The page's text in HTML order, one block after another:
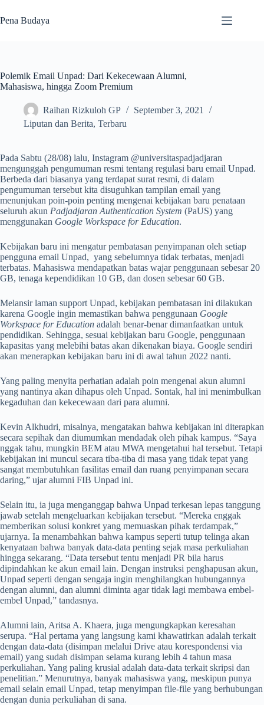
to
content
Pena Budaya
Polemik Email Unpad: Dari Kekecewaan Alumni,
Mahasiswa, hingga Zoom Premium
Raihan Rizkuloh GP
September 3, 2021
Liputan dan Berita, Terbaru
Pada Sabtu (28/08) lalu, Instagram @universitaspadjadjaran
mengunggah pengumuman resmi tentang regulasi baru email Unpad.
Berbeda dari biasanya yang terdapat surat resmi, di dalam
pengumuman tersebut kita disuguhkan tampilan email yang
menunjukan poin-poin penting mengenai kebijakan baru penataan
seluruh akun Padjadjaran Authentication System (PaUS) yang
menggunakan Google Workspace for Education.
Kebijakan baru ini mengatur pembatasan penyimpanan oleh setiap
pengguna email Unpad, yang sebelumnya tidak terbatas, menjadi
terbatas. Mahasiswa mendapatkan batas wajar penggunaan sebesar 20
GB, tenaga kependidikan 10 GB, dan dosen sebesar 60 GB.
Melansir laman support Unpad, kebijakan pembatasan ini dilakukan
karena Google ingin memastikan bahwa penggunaan Google
Workspace for Education adalah benar-benar dimanfaatkan untuk
pendidikan. Sehingga, sesuai kebijakan baru Google, penggunaan
kapasitas yang melebihi batas akan dikenakan biaya. Google sendiri
akan menerapkan kebijakan baru ini di awal tahun 2022 nanti.
Yang paling menyita perhatian adalah poin mengenai akun alumni
yang nantinya akan dihapus oleh Unpad. Sontak, hal ini menimbulkan
kegaduhan dan kekecewaan dari para alumni.
Kevin Alkhudri, misalnya, mengatakan bahwa kebijakan ini diterapkan
secara sepihak dan diumumkan mendadak oleh pihak kampus. “Saya
nggak tahu, mungkin BEM atau MWA mengetahui hal tersebut. Tetapi
kebijakan ini muncul secara tiba-tiba di masa yang tidak tepat yang
sangat membutuhkan fasilitas email dan ruang penyimpanan secara
daring,” ujar alumni FIB Unpad ini.
Selain itu, ia juga menganggap bahwa Unpad terkesan lepas tanggung
jawab setelah mengeluarkan kebijakan tersebut. “Mereka enggak
memberikan solusi konkret yang memuaskan pihak terdampak,”
ujarnya. Ia menambahkan bahwa kampus seperti tutup telinga akan
kenyataan bahwa banyak data-data penting sejak masa perkuliahan
hingga sekarang. “Data tersebut tentu menjadi PR bila harus
dipindahkan ke akun email lain. Dengan instruksi penghapusan akun,
Unpad seperti dengan sengaja ingin menghilangkan hubungannya
dengan alumni, dan alumni diminta agar tidak lagi membawa embel-
embel Unpad,” tandasnya.
Alumni lain, Aritsa A. Khaera, juga mengungkapkan keresahan
serupa. “Hal pertama yang langsung kami khawatirkan adalah terkait
dengan data-data (disimpan melalui Drive atau korespondensi via
email) yang sudah disimpan selama kurang lebih 4 tahun masa
perkuliahan. Yang paling krusial adalah data-data terkait skripsi dan
penelitian.” Menurutnya, banyak mahasiswa yang, meskipun punya
email selain email Unpad, tetap menyimpan file-file yang berhubungan
dengan dunia perkuliahan di sana.